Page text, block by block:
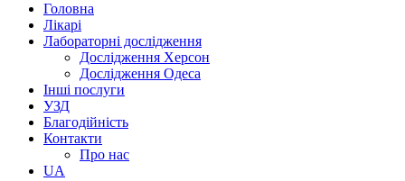
Головна
Лікарі
Лабораторні дослідження
Дослідження Херсон
Дослідження Одеса
Інші послуги
УЗД
Благодійність
Контакти
Про нас
UA